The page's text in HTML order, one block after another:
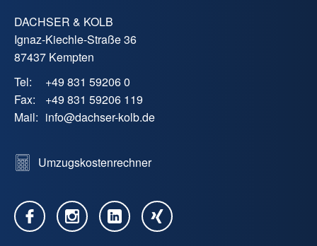
DACHSER & KOLB
Ignaz-Kiechle-Straße 36
87437 Kempten
Tel:
+49 831 59206 0
Fax:
+49 831 59206 119
Mail: info@dachser-kolb.de
Umzugskostenrechner